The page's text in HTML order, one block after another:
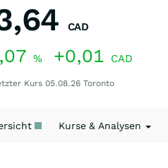
CAD
% +0,01 CAD
Kurs 05.08.26 Toronto
Kurse & Analysen